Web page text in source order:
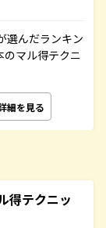
選んだランキン
マル得テクニ
細を見る
得テクニッ